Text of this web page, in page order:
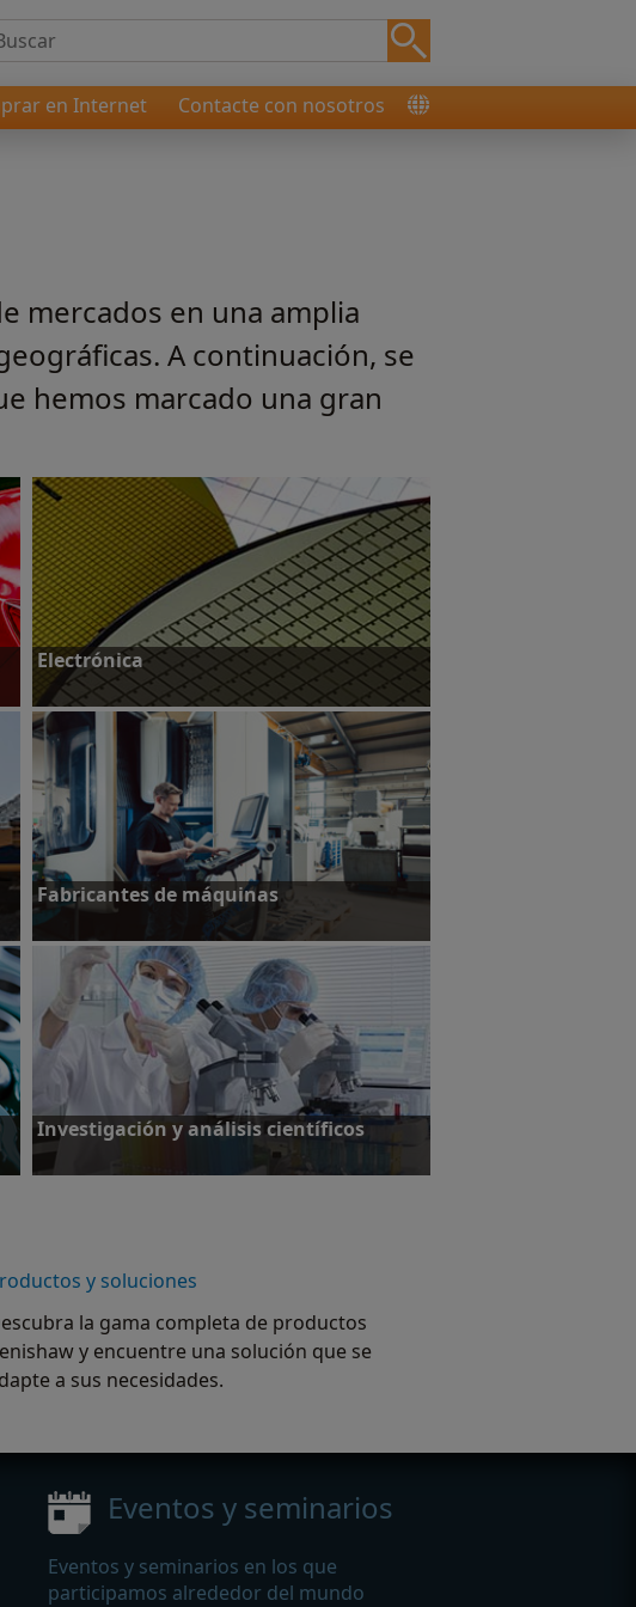
en Internet Contacte con nosotros
mercados en una amplia
A continuación, se
hemos marcado una gran
Electrónica
Más información
Fabricantes de máquinas
Más información
Investigación y análisis científicos
Más información
y soluciones
la gama completa de productos
y encuentre una solución que se
a sus necesidades.
Eventos y seminarios
Eventos y seminarios en los que
participamos alrededor del mundo